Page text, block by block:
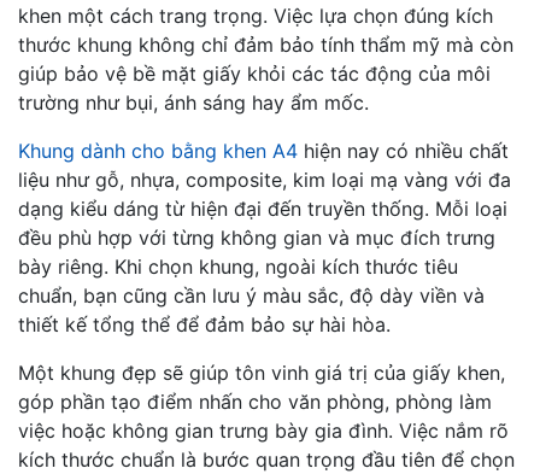
khen một cách trang trọng. Việc lựa chọn đúng kích
thước khung không chỉ đảm bảo tính thẩm mỹ mà còn
giúp bảo vệ bề mặt giấy khỏi các tác động của môi
trường như bụi, ánh sáng hay ẩm mốc.
Khung dành cho bằng khen A4 hiện nay có nhiều chất
liệu như gỗ, nhựa, composite, kim loại mạ vàng với đa
dạng kiểu dáng từ hiện đại đến truyền thống. Mỗi loại
đều phù hợp với từng không gian và mục đích trưng
bày riêng. Khi chọn khung, ngoài kích thước tiêu
chuẩn, bạn cũng cần lưu ý màu sắc, độ dày viền và
thiết kế tổng thể để đảm bảo sự hài hòa.
Một khung đẹp sẽ giúp tôn vinh giá trị của giấy khen,
góp phần tạo điểm nhấn cho văn phòng, phòng làm
việc hoặc không gian trưng bày gia đình. Việc nắm rõ
kích thước chuẩn là bước quan trọng đầu tiên để chọn